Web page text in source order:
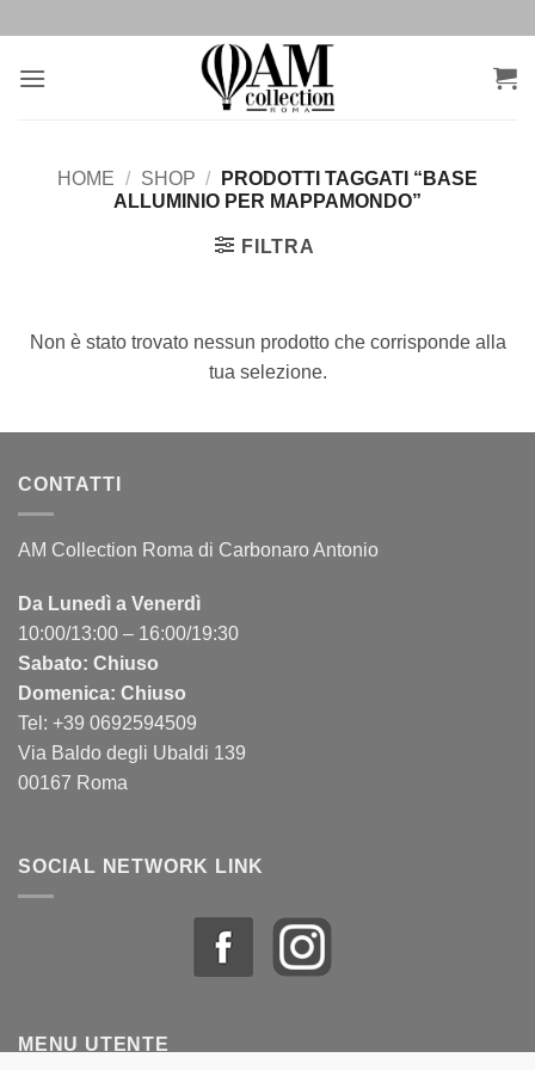
contenuti
HOME / SHOP /
PRODOTTI TAGGATI “BASE
ALLUMINIO PER MAPPAMONDO”
FILTRA
Non è stato trovato nessun prodotto che corrisponde alla
tua selezione.
CONTATTI
AM Collection Roma di Carbonaro Antonio
Da Lunedì a Venerdì
10:00/13:00 – 16:00/19:30
Sabato: Chiuso
Domenica: Chiuso
Tel: +39 0692594509
Via Baldo degli Ubaldi 139
00167 Roma
SOCIAL NETWORK LINK
MENU UTENTE